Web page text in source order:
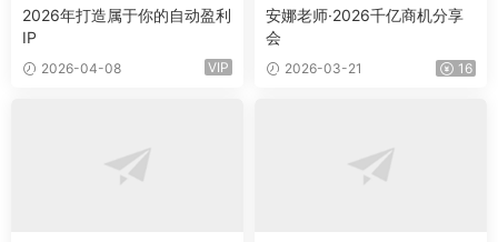
2026年打造属于你的自动盈利
IP
2026-04-08 VIP
安娜老师·2026千亿商机分享
会
2026-03-21 16